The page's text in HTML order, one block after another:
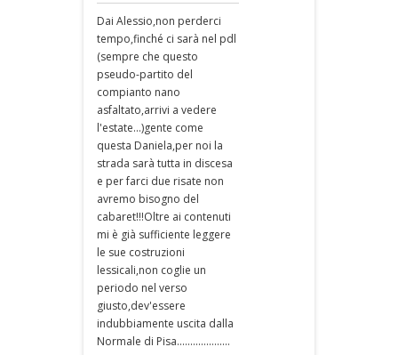
Dai Alessio,non perderci
tempo,finché ci sarà nel pdl
(sempre che questo
pseudo-partito del
compianto nano
asfaltato,arrivi a vedere
l'estate...)gente come
questa Daniela,per noi la
strada sarà tutta in discesa
e per farci due risate non
avremo bisogno del
cabaret!!!Oltre ai contenuti
mi è già sufficiente leggere
le sue costruzioni
lessicali,non coglie un
periodo nel verso
giusto,dev'essere
indubbiamente uscita dalla
Normale di Pisa....................